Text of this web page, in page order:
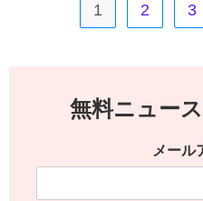
1 2 3
無料ニュー
メール